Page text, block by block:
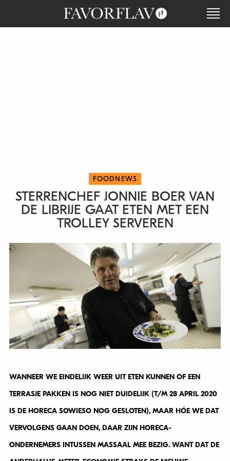
FOODNEWS
STERRENCHEF JONNIE BOER VAN
DE LIBRIJE GAAT ETEN MET EEN
TROLLEY SERVEREN
WANNEER WE EINDELIJK WEER UIT ETEN KUNNEN OF EEN
TERRASJE PAKKEN IS NOG NIET DUIDELIJK (T/M 28 APRIL 2020
IS DE HORECA SOWIESO NOG GESLOTEN), MAAR HÓE WE DAT
VERVOLGENS GAAN DOEN, DAAR ZIJN HORECA-
ONDERNEMERS INTUSSEN MASSAAL MEE BEZIG. WANT DAT DE